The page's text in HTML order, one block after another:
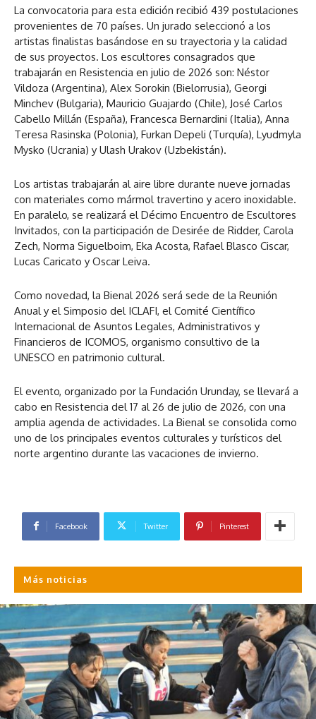
La convocatoria para esta edición recibió 439 postulaciones
provenientes de 70 países. Un jurado seleccionó a los
artistas finalistas basándose en su trayectoria y la calidad
de sus proyectos. Los escultores consagrados que
trabajarán en Resistencia en julio de 2026 son: Néstor
Vildoza (Argentina), Alex Sorokin (Bielorrusia), Georgi
Minchev (Bulgaria), Mauricio Guajardo (Chile), José Carlos
Cabello Millán (España), Francesca Bernardini (Italia), Anna
Teresa Rasinska (Polonia), Furkan Depeli (Turquía), Lyudmyla
Mysko (Ucrania) y Ulash Urakov (Uzbekistán).
Los artistas trabajarán al aire libre durante nueve jornadas
con materiales como mármol travertino y acero inoxidable.
En paralelo, se realizará el Décimo Encuentro de Escultores
Invitados, con la participación de Desirée de Ridder, Carola
Zech, Norma Siguelboim, Eka Acosta, Rafael Blasco Ciscar,
Lucas Caricato y Oscar Leiva.
Como novedad, la Bienal 2026 será sede de la Reunión
Anual y el Simposio del ICLAFI, el Comité Científico
Internacional de Asuntos Legales, Administrativos y
Financieros de ICOMOS, organismo consultivo de la
UNESCO en patrimonio cultural.
El evento, organizado por la Fundación Urunday, se llevará a
cabo en Resistencia del 17 al 26 de julio de 2026, con una
amplia agenda de actividades. La Bienal se consolida como
uno de los principales eventos culturales y turísticos del
norte argentino durante las vacaciones de invierno.
Facebook Twitter Pinterest
Más noticias